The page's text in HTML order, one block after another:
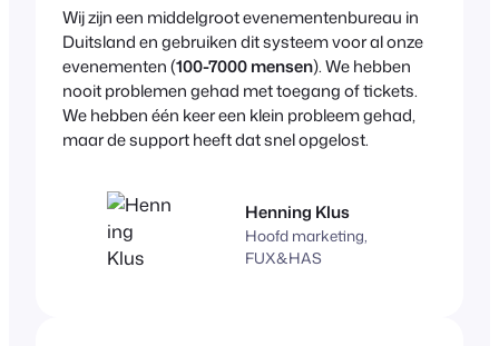
Wij zijn een middelgroot evenementenbureau in
Duitsland en gebruiken dit systeem voor al onze
evenementen (100-7000 mensen). We hebben
nooit problemen gehad met toegang of tickets.
We hebben één keer een klein probleem gehad,
maar de support heeft dat snel opgelost.
Henning Klus
Hoofd marketing,
FUX&HAS